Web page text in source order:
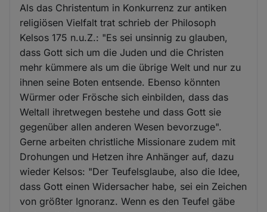
Als das Christentum in Konkurrenz zur antiken
religiösen Vielfalt trat schrieb der Philosoph
Kelsos 175 n.u.Z.: "Es sei unsinnig zu glauben,
dass Gott sich um die Juden und die Christen
mehr kümmere als um die übrige Welt und nur zu
ihnen seine Boten entsende. Ebenso könnten
Würmer oder Frösche sich einbilden, dass das
Weltall ihretwegen bestehe und dass Gott sie
gegenüber allen anderen Wesen bevorzuge".
Gerne arbeiten christliche Missionare zudem mit
Drohungen und Hetzen ihre Anhänger auf, dazu
wieder Kelsos: "Der Teufelsglaube, also die Idee,
dass Gott einen Widersacher habe, sei ein Zeichen
von größter Ignoranz. Wenn es den Teufel gäbe